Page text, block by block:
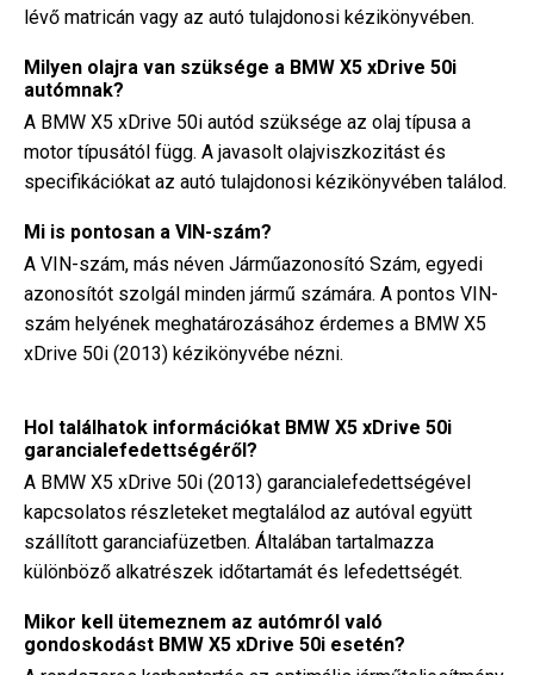
lévő matricán vagy az autó tulajdonosi kézikönyvében.
Milyen olajra van szüksége a BMW X5 xDrive 50i
autómnak?
A BMW X5 xDrive 50i autód szüksége az olaj típusa a
motor típusától függ. A javasolt olajviszkozitást és
specifikációkat az autó tulajdonosi kézikönyvében találod.
Mi is pontosan a VIN-szám?
A VIN-szám, más néven Járműazonosító Szám, egyedi
azonosítót szolgál minden jármű számára. A pontos VIN-
szám helyének meghatározásához érdemes a BMW X5
xDrive 50i (2013) kézikönyvébe nézni.
Hol találhatok információkat BMW X5 xDrive 50i
garancialefedettségéről?
A BMW X5 xDrive 50i (2013) garancialefedettségével
kapcsolatos részleteket megtalálod az autóval együtt
szállított garanciafüzetben. Általában tartalmazza
különböző alkatrészek időtartamát és lefedettségét.
Mikor kell ütemeznem az autómról való
gondoskodást BMW X5 xDrive 50i esetén?